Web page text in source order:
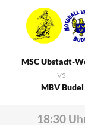
MSC Ubstadt-
vs.
MBV Budel
18:30